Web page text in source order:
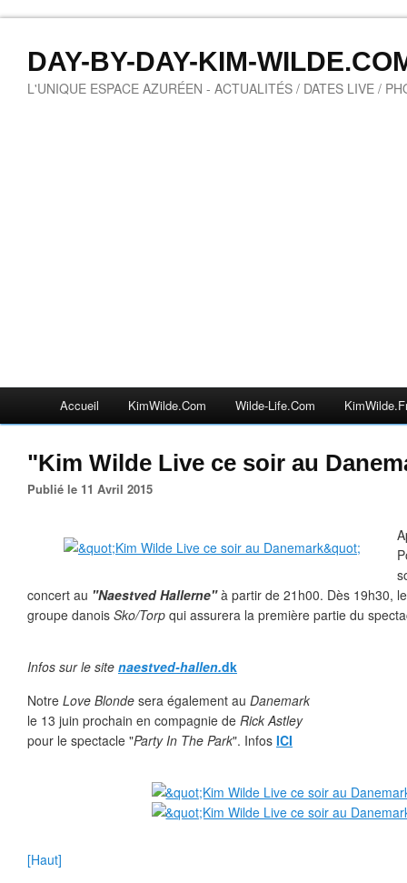
DAY-BY-DAY-KIM-
L'UNIQUE ESPACE AZURÉEN - ACTUALITÉS / DATES LIVE /
Accueil KimWilde.com Wilde-Life.com
"Kim Wilde Live ce soir au
Publié le 11 Avril 2015
concert au "Naestved Hallerne"à partir de 21h00. Dès 19h30,
groupe danois Sko/Torp qui assurera la première partie du
Infos sur le site naestved-hallen.dk
Notre Love Blonde sera également au Danemark
le 13 juin prochain en compagnie de Rick Astley
pour le spectacle "Party In The Park". Infos ICI
[Haut]